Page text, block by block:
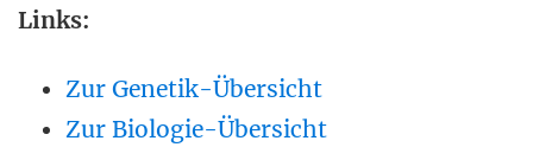
Links:
Zur Genetik-Übersicht
Zur Biologie-Übersicht